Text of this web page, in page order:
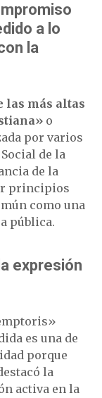
a lo
la
las más altas
o
por varios
de la
de la
principios
como una
pública.
expresión
es una de
porque
la
activa en la